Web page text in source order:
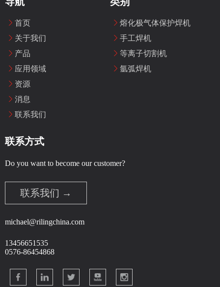
首页
关于我们
产品
应用领域
资源
消息
联系我们
熔化极气体保护焊机
手工焊机
等离子切割机
氩弧焊机
联系方式
Do you want to become our customer?
联系我们 →
michael@rilingchina.com
13456651535
0576-86454868